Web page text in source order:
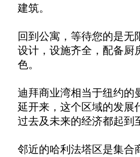
建筑。
回到公寓，等待您的是
设计，设施齐全，配备厨
色。
迪拜商业湾相当于纽约的
延开来，这个区域的发展
过去及未来的经济都起到
邻近的哈利法塔区是集合